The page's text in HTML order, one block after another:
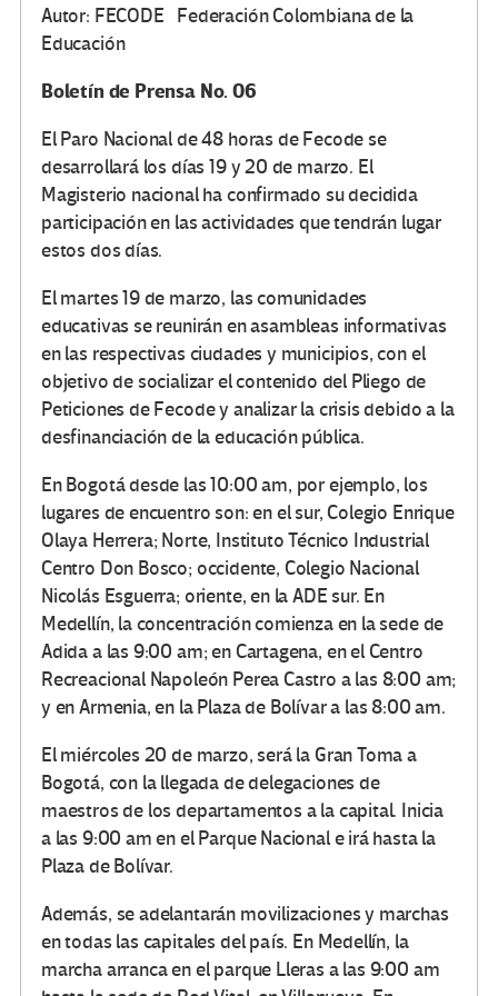
Autor: FECODE Federación Colombiana de la
Educación
Boletín de Prensa No. 06
El Paro Nacional de 48 horas de Fecode se
desarrollará los días 19 y 20 de marzo. El
Magisterio nacional ha confirmado su decidida
participación en las actividades que tendrán lugar
estos dos días.
El martes 19 de marzo, las comunidades
educativas se reunirán en asambleas informativas
en las respectivas ciudades y municipios, con el
objetivo de socializar el contenido del Pliego de
Peticiones de Fecode y analizar la crisis debido a la
desfinanciación de la educación pública.
En Bogotá desde las 10:00 am, por ejemplo, los
lugares de encuentro son: en el sur, Colegio Enrique
Olaya Herrera; Norte, Instituto Técnico Industrial
Centro Don Bosco; occidente, Colegio Nacional
Nicolás Esguerra; oriente, en la ADE sur. En
Medellín, la concentración comienza en la sede de
Adida a las 9:00 am; en Cartagena, en el Centro
Recreacional Napoleón Perea Castro a las 8:00 am;
y en Armenia, en la Plaza de Bolívar a las 8:00 am.
El miércoles 20 de marzo, será la Gran Toma a
Bogotá, con la llegada de delegaciones de
maestros de los departamentos a la capital. Inicia
a las 9:00 am en el Parque Nacional e irá hasta la
Plaza de Bolívar.
Además, se adelantarán movilizaciones y marchas
en todas las capitales del país. En Medellín, la
marcha arranca en el parque Lleras a las 9:00 am